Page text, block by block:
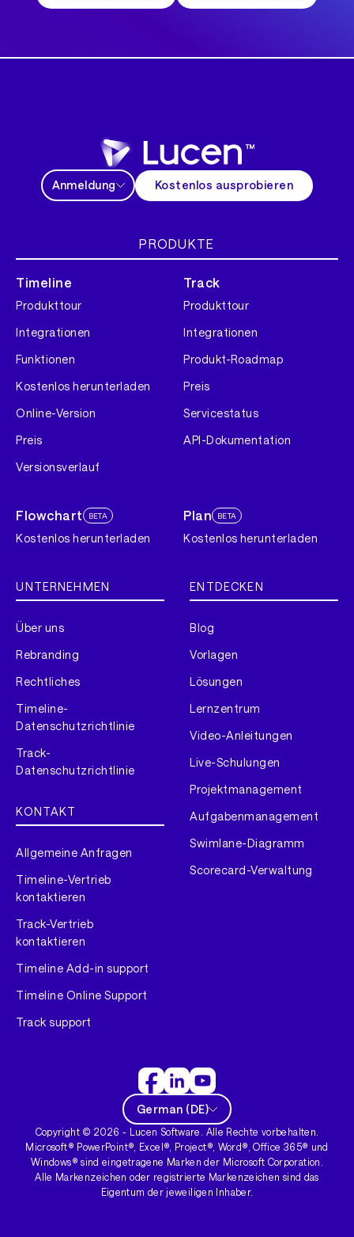
Anmeldung Kostenlos ausprobieren
PRODUKTE
Timeline
Produkttour
Integrationen
Funktionen
Kostenlos herunterladen
Online-Version
Preis
Versionsverlauf
Track
Produkttour
Integrationen
Produkt-Roadmap
Preis
Servicestatus
API-Dokumentation
Flowchart BETA
Kostenlos herunterladen
Plan BETA
Kostenlos herunterladen
UNTERNEHMEN
Über uns
Rebranding
Rechtliches
Timeline-
Datenschutzrichtlinie
Track-
Datenschutzrichtlinie
KONTAKT
Allgemeine Anfragen
Timeline-Vertrieb
kontaktieren
Track-Vertrieb
kontaktieren
Timeline Add-in support
Timeline Online Support
Track support
ENTDECKEN
Blog
Vorlagen
Lösungen
Lernzentrum
Video-Anleitungen
Live-Schulungen
Projektmanagement
Aufgabenmanagement
Swimlane-Diagramm
Scorecard-Verwaltung
German (DE)
Copyright ©2026 - Lucen Software. Alle Rechte vorbehalten.
Microsoft® PowerPoint®, Excel®, Project®, Word®, Office 365® und
Windows® sind eingetragene Marken der Microsoft Corporation.
Alle Markenzeichen oder registrierte Markenzeichen sind das
Eigentum der jeweiligen Inhaber.